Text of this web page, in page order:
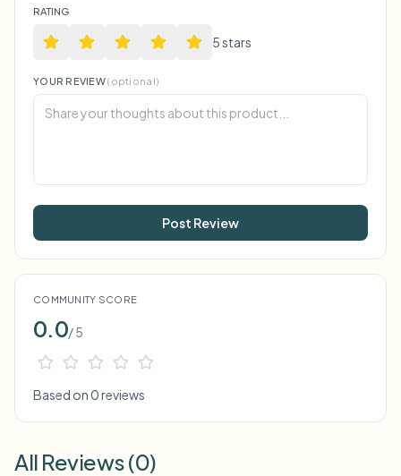
RATING
5stars
YOUR REVIEW(optional)
Post Review
COMMUNITY SCORE
0.0/ 5
Based on 0 reviews
All Reviews (0)